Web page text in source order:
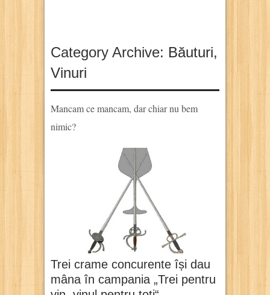
Category Archive: Băuturi,
Vinuri
Mancam ce mancam, dar chiar nu bem
nimic?
Trei crame concurente își dau
mâna în campania „Trei pentru